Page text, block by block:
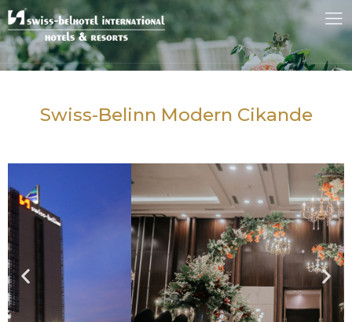
Swiss-Belinn Modern Cikande